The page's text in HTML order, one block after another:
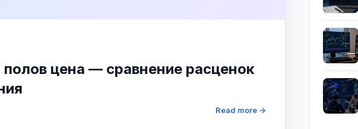
цена — сравнение расценок
Read more →